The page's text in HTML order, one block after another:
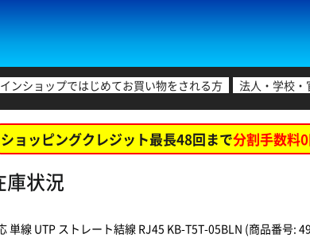
ンショップではじめてお買い物をされる方 法人・学校
ショッピングクレジット最長48回まで分割手数料
庫状況
単線 UTP ストレート結線 RJ45 KB-T5T-05BLN (商品番号: